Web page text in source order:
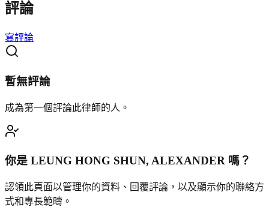
評論
寫評論
暫無評論
成為第一個評論此律師的人。
你是 LEUNG HONG SHUN, ALEXANDER 嗎？
認領此頁面以管理你的資料、回覆評論，以及顯示你的聯絡方
式和專長範疇。